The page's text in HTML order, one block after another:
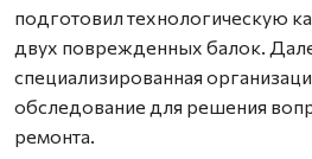
подготовил технологическую
двух поврежденных балок.
специализированная
обследование для решения
ремонта.